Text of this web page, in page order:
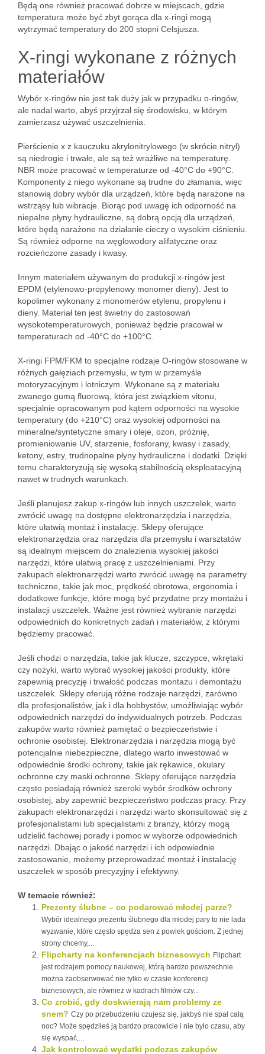
Będą one również pracować dobrze w miejscach, gdzie
temperatura może być zbyt gorąca dla x-ringi mogą
wytrzymać temperatury do 200 stopni Celsjusza.
X-ringi wykonane z różnych
materiałów
Wybór x-ringów nie jest tak duży jak w przypadku o-ringów,
ale nadal warto, abyś przyjrzał się środowisku, w którym
zamierzasz używać uszczelnienia.
Pierścienie x z kauczuku akrylonitrylowego (w skrócie nitryl)
są niedrogie i trwałe, ale są też wrażliwe na temperaturę.
NBR może pracować w temperaturze od -40°C do +90°C.
Komponenty z niego wykonane są trudne do złamania, więc
stanowią dobry wybór dla urządzeń, które będą narażone na
wstrząsy lub wibracje. Biorąc pod uwagę ich odporność na
niepalne płyny hydrauliczne, są dobrą opcją dla urządzeń,
które będą narażone na działanie cieczy o wysokim ciśnieniu.
Są również odporne na węglowodory alifatyczne oraz
rozcieńczone zasady i kwasy.
Innym materiałem używanym do produkcji x-ringów jest
EPDM (etylenowo-propylenowy monomer dieny). Jest to
kopolimer wykonany z monomerów etylenu, propylenu i
dieny. Materiał ten jest świetny do zastosowań
wysokotemperaturowych, ponieważ będzie pracował w
temperaturach od -40°C do +100°C.
X-ringi FPM/FKM to specjalne rodzaje O-ringów stosowane w
różnych gałęziach przemysłu, w tym w przemyśle
motoryzacyjnym i lotniczym. Wykonane są z materiału
zwanego gumą fluorową, która jest związkiem vitonu,
specjalnie opracowanym pod kątem odporności na wysokie
temperatury (do +210°C) oraz wysokiej odporności na
mineralne/syntetyczne smary i oleje, ozon, próżnię,
promieniowanie UV, starzenie, fosforany, kwasy i zasady,
ketony, estry, trudnopalne płyny hydrauliczne i dodatki. Dzięki
temu charakteryzują się wysoką stabilnością eksploatacyjną
nawet w trudnych warunkach.
Jeśli planujesz zakup x-ringów lub innych uszczelek, warto
zwrócić uwagę na dostępne elektronarzędzia i narzędzia,
które ułatwią montaż i instalację. Sklepy oferujące
elektronarzędzia oraz narzędzia dla przemysłu i warsztatów
są idealnym miejscem do znalezienia wysokiej jakości
narzędzi, które ułatwią pracę z uszczelnieniami. Przy
zakupach elektronarzędzi warto zwrócić uwagę na parametry
techniczne, takie jak moc, prędkość obrotowa, ergonomia i
dodatkowe funkcje, które mogą być przydatne przy montażu i
instalacji uszczelek. Ważne jest również wybranie narzędzi
odpowiednich do konkretnych zadań i materiałów, z którymi
będziemy pracować.
Jeśli chodzi o narzędzia, takie jak klucze, szczypce, wkrętaki
czy nożyki, warto wybrać wysokiej jakości produkty, które
zapewnią precyzję i trwałość podczas montażu i demontażu
uszczelek. Sklepy oferują różne rodzaje narzędzi, zarówno
dla profesjonalistów, jak i dla hobbystów, umożliwiając wybór
odpowiednich narzędzi do indywidualnych potrzeb. Podczas
zakupów warto również pamiętać o bezpieczeństwie i
ochronie osobistej. Elektronarzędzia i narzędzia mogą być
potencjalnie niebezpieczne, dlatego warto inwestować w
odpowiednie środki ochrony, takie jak rękawice, okulary
ochronne czy maski ochronne. Sklepy oferujące narzędzia
często posiadają również szeroki wybór środków ochrony
osobistej, aby zapewnić bezpieczeństwo podczas pracy. Przy
zakupach elektronarzędzi i narzędzi warto skonsultować się z
profesjonalistami lub specjalistami z branży, którzy mogą
udzielić fachowej porady i pomoc w wyborze odpowiednich
narzędzi. Dbając o jakość narzędzi i ich odpowiednie
zastosowanie, możemy przeprowadzać montaż i instalację
uszczelek w sposób precyzyjny i efektywny.
W temacie również:
Prezenty ślubne – co podarować młodej parze?
Wybór idealnego prezentu ślubnego dla młodej pary to nie lada
wyzwanie, które często spędza sen z powiek gościom. Z jednej
strony chcemy,...
Flipcharty na konferencjach biznesowych Flipchart
jest rodzajem pomocy naukowej, którą bardzo powszechnie
można zaobserwować nie tylko w czasie konferencji
biznesowych, ale również w kadrach filmów czy...
Co zrobić, gdy doskwierają nam problemy ze
snem? Czy po przebudzeniu czujesz się, jakbyś nie spał całą
noc? Może spędziłeś ją bardzo pracowicie i nie było czasu, aby
się wyspać,...
Jak kontrolować wydatki podczas zakupów